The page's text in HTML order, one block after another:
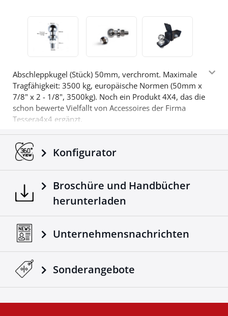
Abschleppkugel (Stück) 50mm, verchromt. Maximale
Tragfähigkeit: 3500 kg, europäische Normen (50mm x
7/8" x 2 - 1/8", 3500kg). Noch ein Produkt 4X4, das die
schon bewerte Vielfallt von Accessoires der Firma
Tessera4x4 ergänzt.
Konfigurator
Broschüre und Handbücher
herunterladen
Unternehmensnachrichten
Sonderangebote